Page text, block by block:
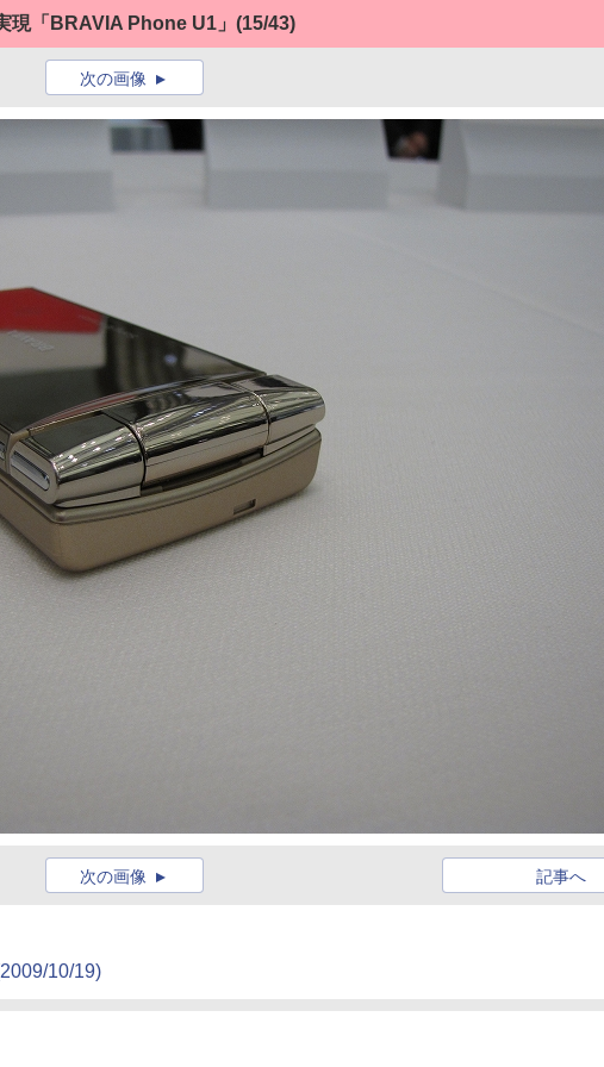
現「BRAVIA Phone U1」 (15/43)
次の画像
記事へ
次の画像
10/19)